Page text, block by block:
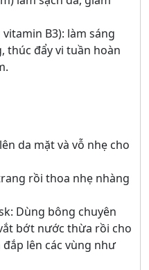
B3): làm sáng
thúc đẩy vi tuần hoàn
da mặt và vỗ nhẹ cho
rồi thoa nhẹ nhàng
Dùng bông chuyên
bớt nước thừa rồi cho
lên các vùng như